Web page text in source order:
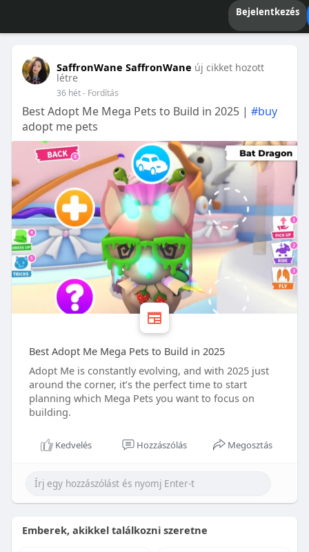
Bejelentkezés
SaffronWane SaffronWane új cikket hozott
létre
36 hét- Fordítás
Best Adopt Me Mega Pets to Build in 2025 | #buy
adopt me pets
Best Adopt Me Mega Pets to Build in 2025
Adopt Me is constantly evolving, and with 2025 just
around the corner, it’s the perfect time to start
planning which Mega Pets you want to focus on
building.
Kedvelés Hozzászólás Megosztás
Emberek, akikkel találkozni szeretne